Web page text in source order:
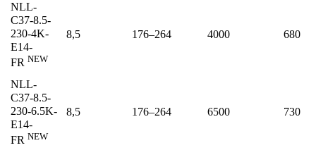
NLL-
C37-8.5-
230-4K-
E14-
FR NEW
8,5 176–264 4000 680
NLL-
C37-8.5-
230-6.5K-
E14-
FR NEW
8,5 176–264 6500 730